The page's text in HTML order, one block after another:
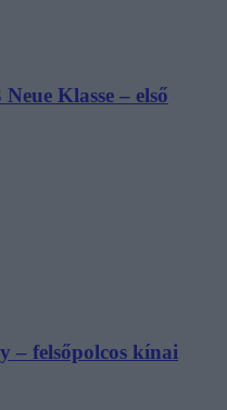
Klasse – első
– felsőpolcos kínai